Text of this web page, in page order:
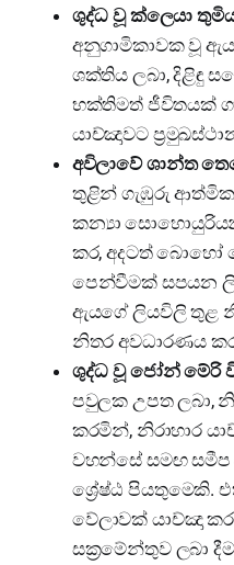
ශුද්ධ වූ ක්ලෙයා
අනුගාමිකාවක වූ
ශක්තිය ලබා, දිළිඳු
භක්තිමත් ජීවිතයක්
යාච්ඤාවට
අවිලාවේ ශාන්ත
තුළින් ගැඹුරු ආත්මික
කන්‍යා
කර, අදටත් බොහෝ
පෙන්වීමක් සපයන
ඇයගේ ලියවිලි තුළ
නිතර අවධාරණය
ශුද්ධ වූ ජෝන් මේරි
පවුලක උපත ලබා,
කරමින්, නිරාහාර
වහන්සේ සමඟ
ශ්‍රේෂ්ඨ පියතුමෙකි.
වේලාවක් යාච්ඤා
සක්‍රමේන්තුව ලබා